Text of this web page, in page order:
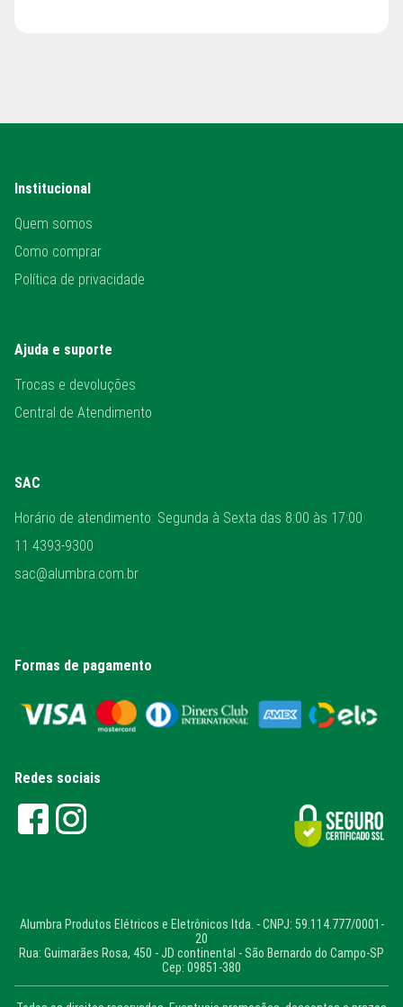
Institucional
Quem somos
Como comprar
Política de privacidade
Ajuda e suporte
Trocas e devoluções
Central de Atendimento
SAC
Horário de atendimento: Segunda à Sexta das 8:00 às 17:00
11 4393-9300
sac@alumbra.com.br
Formas de pagamento
Redes sociais
Alumbra Produtos Elétricos e Eletrônicos ltda. - CNPJ: 59.114.777/0001-
20
Rua: Guimarães Rosa, 450 - JD continental - São Bernardo do Campo-SP
Cep: 09851-380